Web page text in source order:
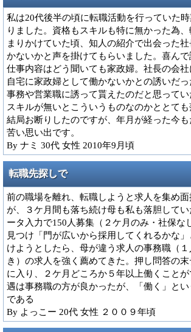
私は20代後半の頃に転職活動を行っていた
りました。資格もスキルも特に無かった為
まりかけていた頃、知人の紹介で出会った
かないかと声を掛けてもらいました。喜んで
仕事内容はどう聞いても家政婦。社長の会社
自宅に家政婦として働かないかとの誘いだ
事務や営業職に誘って貰えたのだと思って
スキルが無いとこういうものなのかととても
結局お断りしたのですが、年月が経った今も
苦い思い出です。
By ナミ 30代 女性 2010年9月頃
転職先探しで
前の職場を離れ、転職しようと求人を集め
が、３ケ月間も落ち続け母も私も落胆して
ータ入力で150人募集（２ケ月のみ・社保な
見つけ「門が広いから採用してくれるかな
けようとしたら、母が違う求人の事務職（
き）の求人を強く薦めてきた。押し問答の
に入り、２ケ月どころか５年以上働くこと
遇は事務職の方が良かったが、「働く」と
である
By よっこー 20代 女性 ２００９年頃